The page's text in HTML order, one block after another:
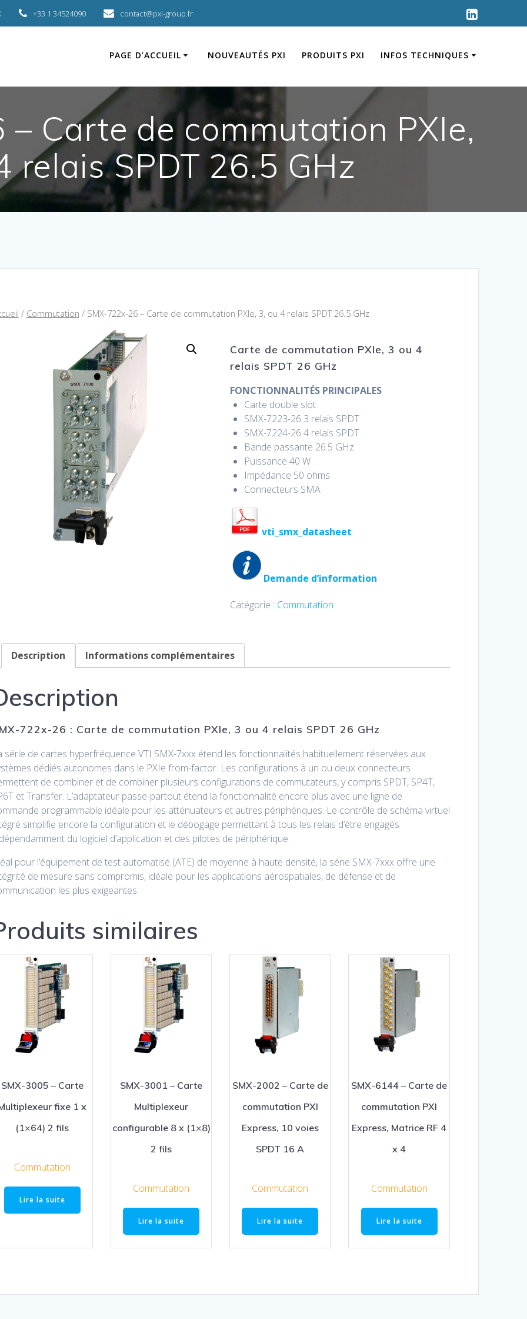
+33 1 34524090 contact@pxi-group.fr
PAGE D’ACCUEIL NOUVEAUTÉS PXI PRODUITS PXI INFOS TECHNIQUES
Carte de commutation PXIe,
relais SPDT 26.5 GHz
/ Commutation / SMX-722x-26 – Carte de commutation PXIe, 3, ou 4 relais SPDT 26.5 GHz
Carte de commutation PXIe, 3 ou 4
relais SPDT 26 GHz
FONCTIONNALITÉS PRINCIPALES
Carte double slot
SMX-7223-26 3 relais SPDT
SMX-7224-26 4 relais SPDT
Bande passante 26.5 GHz
Puissance 40 W
Impédance 50 ohms
Connecteurs SMA
vti_smx_datasheet
Demande d’information
Catégorie : Commutation
Description Informations complémentaires
722x-26 : Carte de commutation PXIe, 3 ou 4 relais SPDT 26 GHz
série de cartes hyperfréquence VTI SMX-7xxx étend les fonctionnalités habituellement réservées aux
dédiés autonomes dans le PXIe from-factor. Les configurations à un ou deux connecteurs
de combiner et de combiner plusieurs configurations de commutateurs, y compris SPDT, SP4T,
et Transfer. L’adaptateur passe-partout étend la fonctionnalité encore plus avec une ligne de
programmable idéale pour les atténuateurs et autres périphériques. Le contrôle de schéma virtuel
simplifie encore la configuration et le débogage permettant à tous les relais d’être engagés
du logiciel d’application et des pilotes de périphérique.
pour l’équipement de test automatisé (ATE) de moyenne à haute densité, la série SMX-7xxx offre une
de mesure sans compromis, idéale pour les applications aérospatiales, de défense et de
les plus exigeantes.
similaires
SMX-3005 – Carte
fixe 1 x
(1×64) 2 fils
Commutation
Lire la suite
SMX-3001 – Carte
Multiplexeur
configurable 8 x (1×8)
2 fils
Commutation
Lire la suite
SMX-2002 – Carte de
commutation PXI
Express, 10 voies
SPDT 16 A
Commutation
Lire la suite
SMX-6144 – Carte de
commutation PXI
Express, Matrice RF 4
x 4
Commutation
Lire la suite